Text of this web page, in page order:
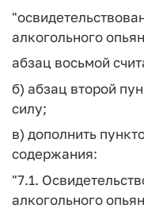
алкогольного
абзац восьмой
б) абзац второй
силу;
в) дополнить
содержания:
"7.1.
алкогольного